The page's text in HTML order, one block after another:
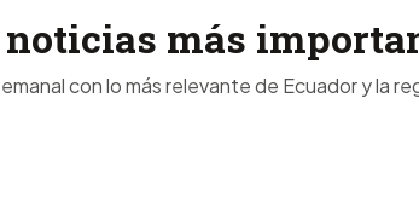
noticias más
con lo más relevante de Ecuador y la